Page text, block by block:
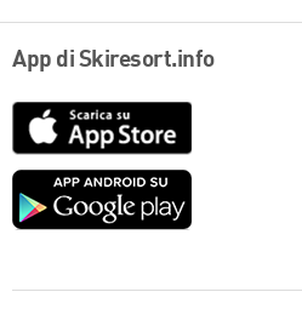
App di Skiresort.info
Google